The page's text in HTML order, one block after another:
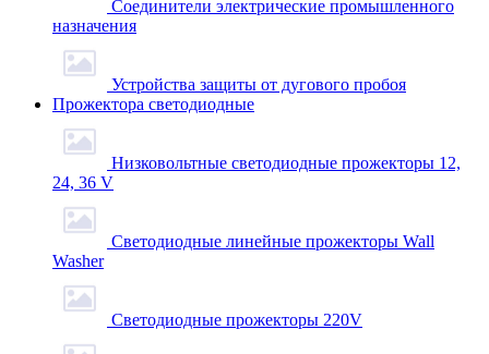
Соединители электрические промышленного
назначения
Устройства защиты от дугового пробоя
Прожектора светодиодные
Низковольтные светодиодные прожекторы 12,
24, 36 V
Светодиодные линейные прожекторы Wall
Washer
Светодиодные прожекторы 220V